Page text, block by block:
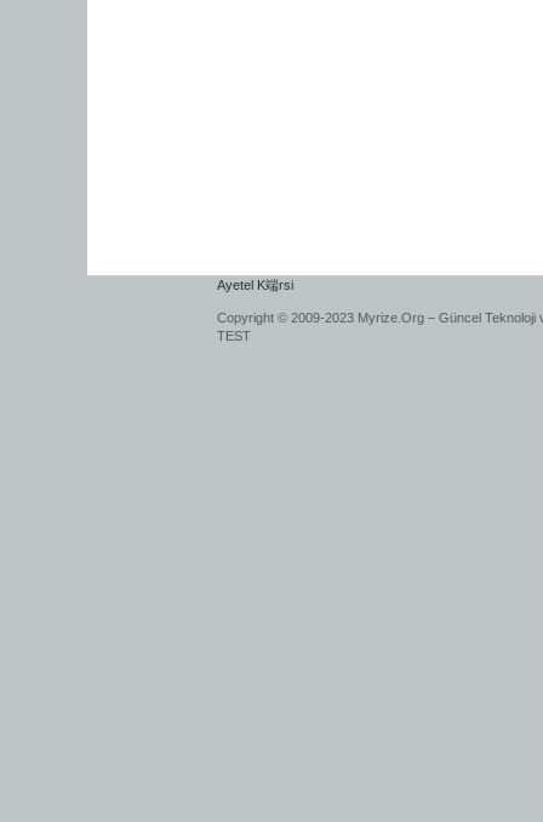
Ayetel K端rsi
Copyright © 2009-2023 Myrize.Org – Güncel Teknoloji
TEST